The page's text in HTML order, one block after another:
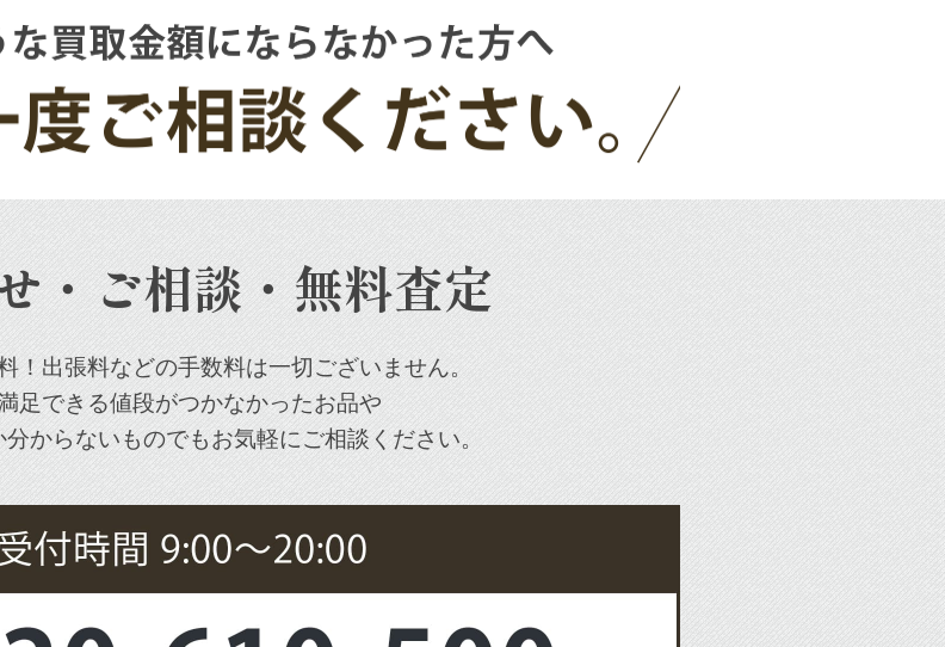
・ご相談・無料査定
！出張料などの手数料は一切ございません。
足できる値段がつかなかったお品や
からないものでもお気軽にご相談ください。